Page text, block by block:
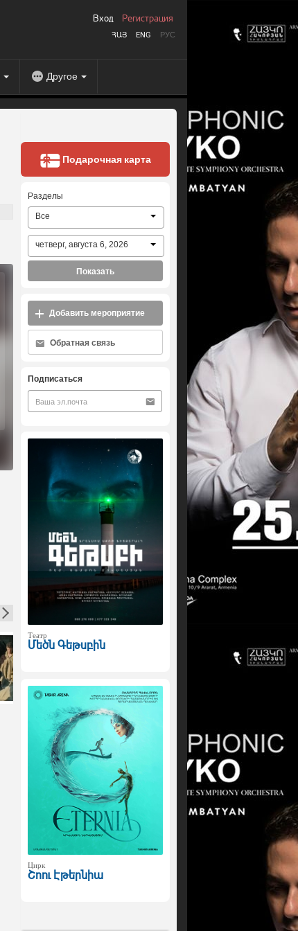
ՀԱՅ ENG РУС
Вход Регистрация
Другое
Подарочная карта
Разделы
Все
четверг, августа 6, 2026
Показать
Добавить мероприятие
Обратная связь
Подписаться
Театр
Մեծն Գեթսբին
Цирк
Շոու Էթերնիա